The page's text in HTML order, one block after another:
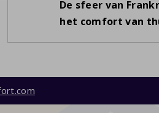
De sfeer van
het comfort van